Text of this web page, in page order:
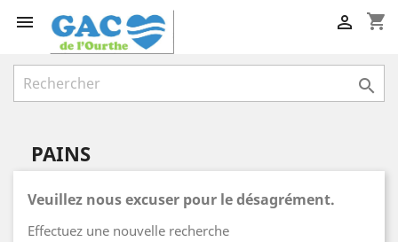
 shopping_cart


PAINS
Veuillez nous excuser pour le désagrément.
Effectuez une nouvelle recherche